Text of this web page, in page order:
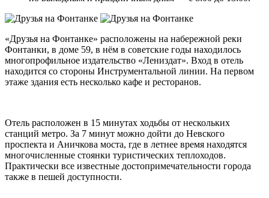
«Друзья на Фонтанке» расположены на набережной реки
Фонтанки, в доме 59, в нём в советские годы находилось
многопрофильное издательство «Лениздат». Вход в отель
находится со стороны Инструментальной линии. На первом
этаже здания есть несколько кафе и ресторанов.
Отель расположен в 15 минутах ходьбы от нескольких
станций метро. За 7 минут можно дойти до Невского
проспекта и Аничкова моста, где в летнее время находятся
многочисленные стоянки туристических теплоходов.
Практически все известные достопримечательности города
также в пешей доступности.